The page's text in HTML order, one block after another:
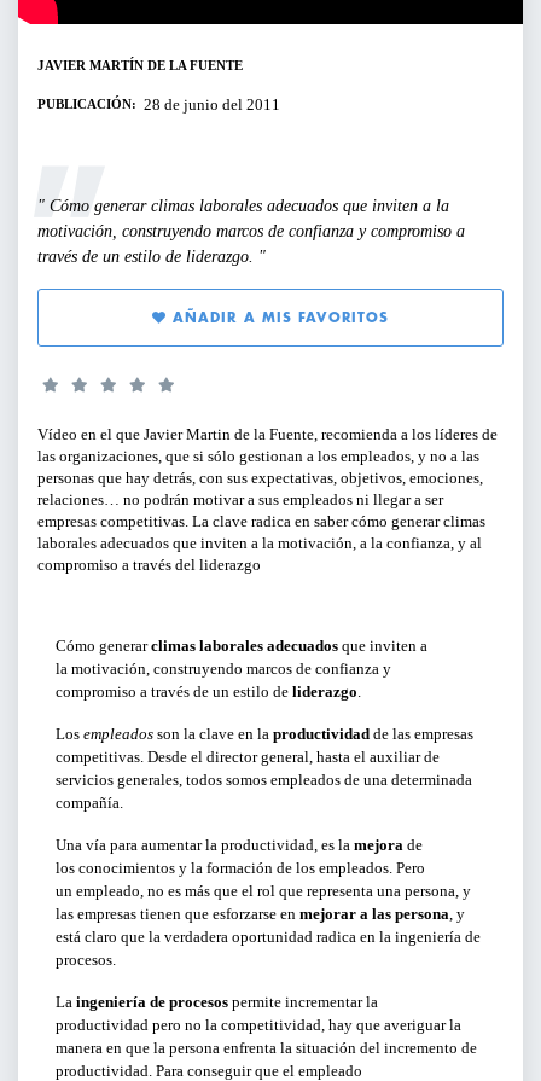
SERVICIOS PARA EMPRESAS
ACTIVIDADES ONLINE
SERVICIO DE OFERTAS DE EMPLEO
PARA EMPRENDEDORES
CICLOS Y PROGRAMAS
CONFERENCIAS Y MESAS REDONDAS
PRESENTACIONES
SERVICIOS PARA EMPRESAS
ACTIVIDADES ONLINE
ARTICULOS Y VIDEOS
PERÍODO
LIMPIAR FILTROS
JAVIER MARTÍN DE LA FUENTE
PUBLICACIÓN: 28 de junio del 2011
Cómo generar climas laborales adecuados que inviten a la
motivación, construyendo marcos de confianza y compromiso a
través de un estilo de liderazgo.
AÑADIR A MIS FAVORITOS
Vídeo en el que Javier Martin de la Fuente, recomienda a los líderes de
las organizaciones, que si sólo gestionan a los empleados, y no a las
personas que hay detrás, con sus expectativas, objetivos, emociones,
relaciones… no podrán motivar a sus empleados ni llegar a ser
empresas competitivas. La clave radica en saber cómo generar climas
laborales adecuados que inviten a la motivación, a la confianza, y al
compromiso a través del liderazgo
Cómo generarclimas laborales adecuados que inviten a
la motivación, construyendo marcos de confianza y
compromiso a través de un estilo de liderazgo
Los empleados son la clave en la productividad de las empresas
competitivas. Desde el director general, hasta el auxiliar de
servicios generales, todos somos empleados de una determinada
compañía.
Una vía para aumentar la productividad, es la mejora de
los conocimientos y la formación de los empleados. Pero
un empleado, no es más que el rol que representa una persona, y
las empresas tienen que esforzarse en mejorar a las persona , y
está claro que la verdadera oportunidad radica en la ingeniería de
procesos.
La ingeniería de procesos permite incrementar la
productividad pero no la competitividad, hay que averiguar la
manera en que la persona enfrenta la situación del incremento de
productividad. Para conseguir que el empleado